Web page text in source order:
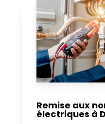
Remise aux
électriques à